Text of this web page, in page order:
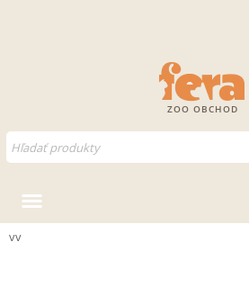
ZOO OBCHOD
vv